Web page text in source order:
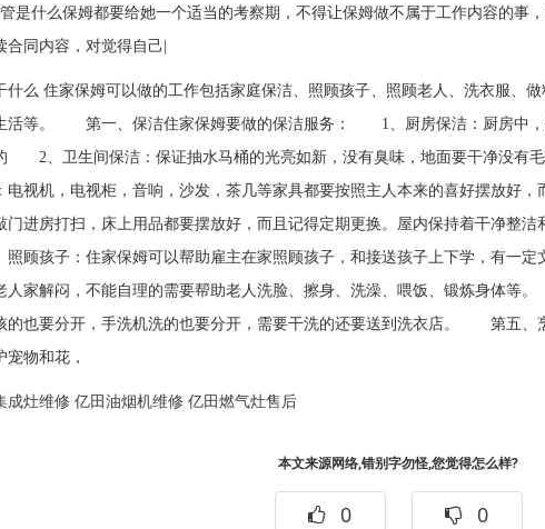
什么保姆都要给她一个适当的考察期，不得让保姆做不属于工作内容的
合同内容，对觉得自己|
什么 住家保姆可以做的工作包括家庭保洁、照顾孩子、照顾老人、洗衣服、
活等。 第一、保洁住家保姆要做的保洁服务： 1、厨房保洁：厨房中，
2、卫生间保洁：保证抽水马桶的光亮如新，没有臭味，地面要干净没
电视机，电视柜，音响，沙发，茶几等家具都要按照主人本来的喜好摆放好
门进房打扫，床上用品都要摆放好，而且记得定期更换。屋内保持着干净整
孩子：住家保姆可以帮助雇主在家照顾孩子，和接送孩子上下学，有一
人家解闷，不能自理的需要帮助老人洗脸、擦身、洗澡、喂饭、锻炼身体
的也要分开，手洗机洗的也要分开，需要干洗的还要送到洗衣店。 第五、
物和花，
成灶维修 亿田油烟机维修 亿田燃气灶售后
本文来源网络,错别字勿怪,您觉得怎么样?
0 0